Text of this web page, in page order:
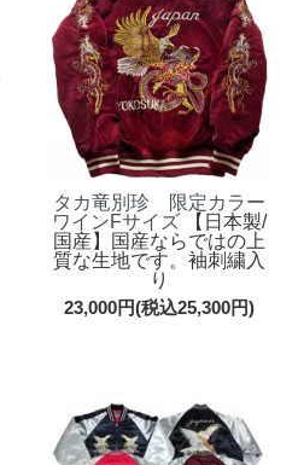
タカ竜別珍 限定カラー
ワインFサイズ【日本製/
国産】国産ならではの上
質な生地です。袖刺繍入
り
23,000円(税込25,300円)